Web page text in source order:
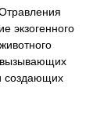
экзогенного
вызывающих
создающих